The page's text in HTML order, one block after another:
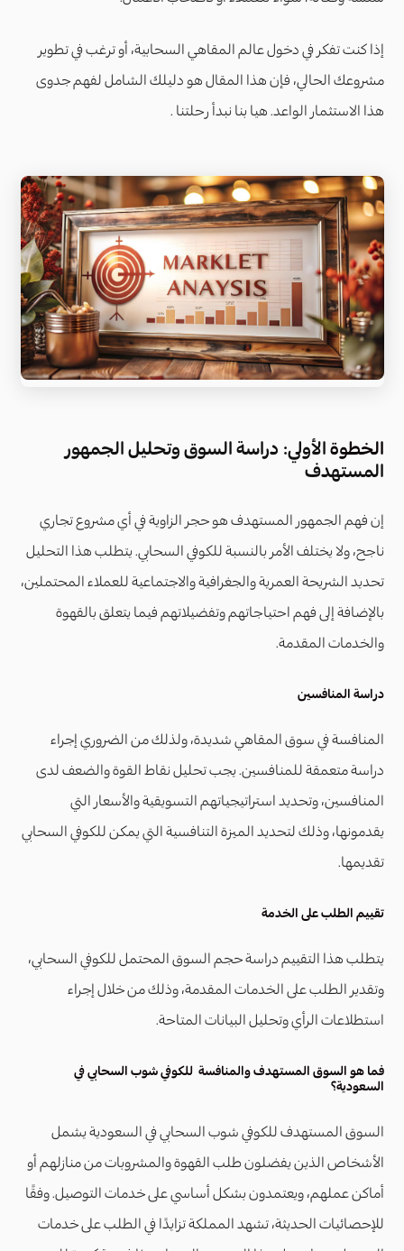
إذا كنت تفكر في دخول عالم المقاهي السحابية، أو ترغب في تطوير
مشروعك الحالي، فإن هذا المقال هو دليلك الشامل لفهم جدوى
هذا الاستثمار الواعد. هيا بنا نبدأ رحلتنا .
الخطوةالأولي: دراسة السوق وتحليل الجمهور
المستهدف
إن فهم الجمهور المستهدف هو حجر الزاوية في أي مشروع تجاري
ناجح، ولا يختلف الأمر بالنسبة للكوفي السحابي. يتطلب هذا التحليل
تحديد الشريحة العمرية والجغرافية والاجتماعية للعملاء المحتملين،
بالإضافة إلى فهم احتياجاتهم وتفضيلاتهم فيما يتعلق بالقهوة
والخدمات المقدمة.
دراسة المنافسين
المنافسة في سوق المقاهي شديدة، ولذلك من الضروري إجراء
دراسة متعمقة للمنافسين. يجب تحليل نقاط القوة والضعف لدى
المنافسين، وتحديد استراتيجياتهم التسويقية والأسعار التي
يقدمونها، وذلك لتحديد الميزة التنافسية التي يمكن للكوفي السحابي
تقديمها.
تقييم الطلب على الخدمة
يتطلب هذا التقييم دراسة حجم السوق المحتمل للكوفي السحابي،
وتقدير الطلب على الخدمات المقدمة، وذلك من خلال إجراء
استطلاعات الرأي وتحليل البيانات المتاحة.
فما هو السوق المستهدف والمنافسة للكوفي شوب السحابي في
السعودية؟
السوق المستهدف للكوفي شوب السحابي في السعودية يشمل
الأشخاص الذين يفضلون طلب القهوة والمشروبات من منازلهم أو
أماكن عملهم، ويعتمدون بشكل أساسي على خدمات التوصيل. وفقًا
للإحصائيات الحديثة، تشهد المملكة تزايدًا في الطلب على خدمات